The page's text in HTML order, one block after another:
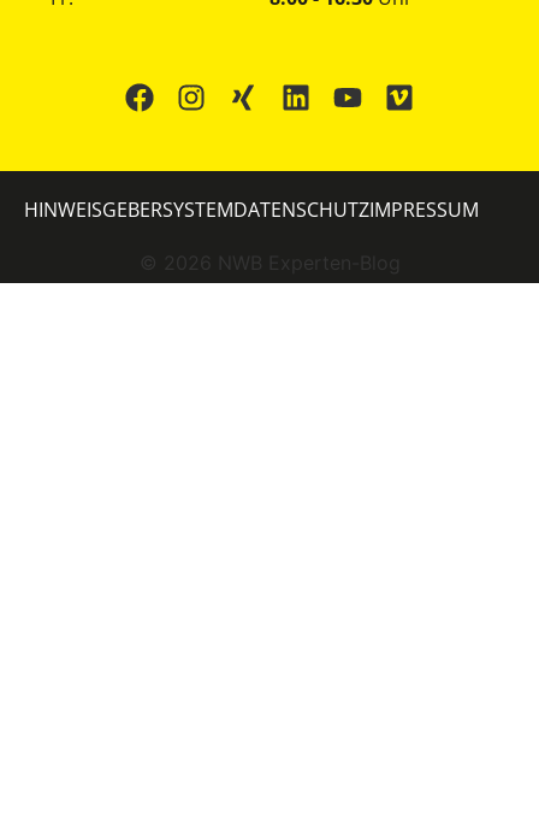
© 2026 NWB Experten-Blog
HINWEISGEBERSYSTEMDATENSCHUTZIMPRESSUM